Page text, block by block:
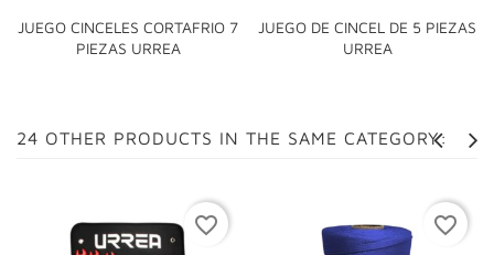
JUEGO CINCELES CORTAFRIO 7
PIEZAS URREA
JUEGO DE CINCEL DE 5 PIEZAS
URREA
24 OTHER PRODUCTS IN THE SAME CATEGORY:
favorite_border favorite_border